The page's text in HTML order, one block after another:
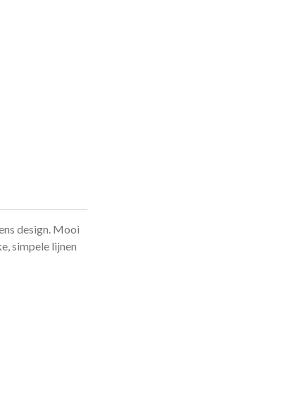
design. Mooi
simpele lijnen